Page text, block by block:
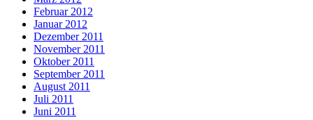
Februar 2012
Januar 2012
Dezember 2011
November 2011
Oktober 2011
September 2011
August 2011
Juli 2011
Juni 2011